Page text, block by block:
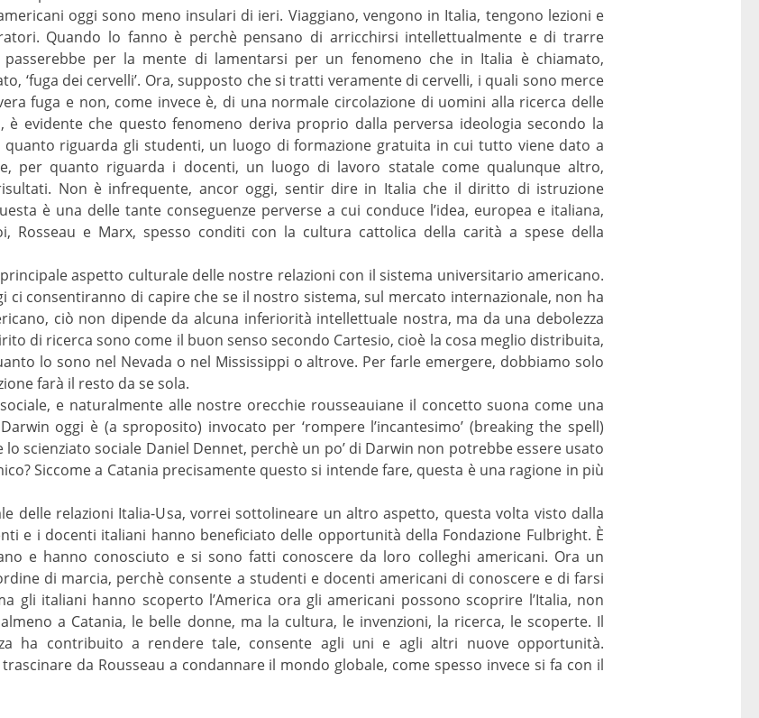
oggi sono meno insulari di ieri. Viaggiano, vengono in Italia, tengono lezioni e
Quando lo fanno è perchè pensano di arricchirsi intellettualmente e di trarre
per la mente di lamentarsi per un fenomeno che in Italia è chiamato,
‘fuga dei cervelli’. Ora, supposto che si tratti veramente di cervelli, i quali sono merce
fuga e non, come invece è, di una normale circolazione di uomini alla ricerca delle
evidente che questo fenomeno deriva proprio dalla perversa ideologia secondo la
riguarda gli studenti, un luogo di formazione gratuita in cui tutto viene dato a
per quanto riguarda i docenti, un luogo di lavoro statale come qualunque altro,
Non è infrequente, ancor oggi, sentir dire in Italia che il diritto di istruzione
è una delle tante conseguenze perverse a cui conduce l’idea, europea e italiana,
Rosseau e Marx, spesso conditi con la cultura cattolica della carità a spese della
aspetto culturale delle nostre relazioni con il sistema universitario americano.
ci consentiranno di capire che se il nostro sistema, sul mercato internazionale, non ha
ciò non dipende da alcuna inferiorità intellettuale nostra, ma da una debolezza
di ricerca sono come il buon senso secondo Cartesio, cioè la cosa meglio distribuita,
lo sono nel Nevada o nel Mississippi o altrove. Per farle emergere, dobbiamo solo
farà il resto da se sola.
e naturalmente alle nostre orecchie rousseauiane il concetto suona come una
oggi è (a sproposito) invocato per ‘rompere l’incantesimo’ (breaking the spell)
scienziato sociale Daniel Dennet, perchè un po’ di Darwin non potrebbe essere usato
Siccome a Catania precisamente questo si intende fare, questa è una ragione in più
delle relazioni Italia-Usa, vorrei sottolineare un altro aspetto, questa volta visto dalla
e i docenti italiani hanno beneficiato delle opportunità della Fondazione Fulbright. È
e hanno conosciuto e si sono fatti conoscere da loro colleghi americani. Ora un
di marcia, perchè consente a studenti e docenti americani di conoscere e di farsi
gli italiani hanno scoperto l’America ora gli americani possono scoprire l’Italia, non
a Catania, le belle donne, ma la cultura, le invenzioni, la ricerca, le scoperte. Il
ha contribuito a rendere tale, consente agli uni e agli altri nuove opportunità.
da Rousseau a condannare il mondo globale, come spesso invece si fa con il